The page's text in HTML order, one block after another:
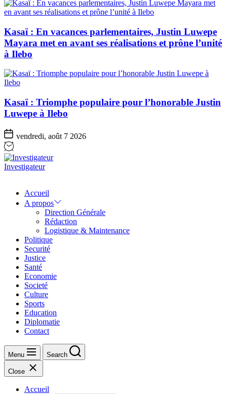
Kasaï : En vacances parlementaires, Justin Luwepe
Mayara met en avant ses réalisations et prône l’unité
à Ilebo
Kasaï : Triomphe populaire pour l’honorable Justin
Luwepe à Ilebo
vendredi, août 7 2026
Investigateur
Accueil
A propos
Direction Générale
Rédaction
Logistique & Maintenance
Politique
Securité
Justice
Santé
Economie
Societé
Culture
Sports
Education
Diplomatie
Contact
Menu Search
Close
Accueil